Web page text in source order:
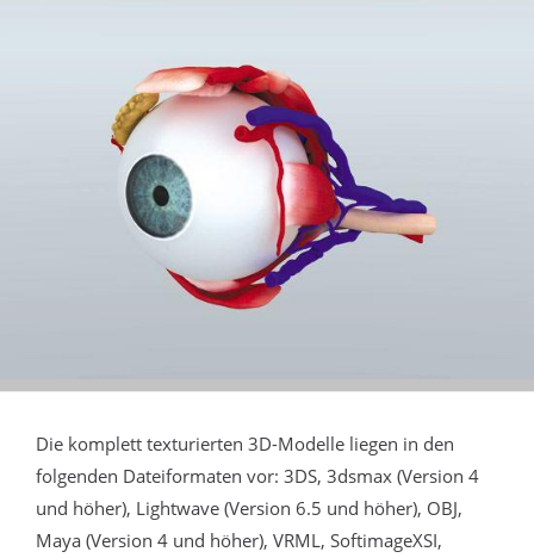
Die komplett texturierten 3D-Modelle liegen in den
folgenden Dateiformaten vor: 3DS, 3dsmax (Version 4
und höher), Lightwave (Version 6.5 und höher), OBJ,
Maya (Version 4 und höher), VRML, SoftimageXSI,